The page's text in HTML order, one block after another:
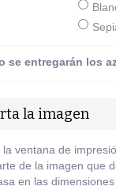
se entregarán los
la imagen
ventana de
de la imagen que
en las